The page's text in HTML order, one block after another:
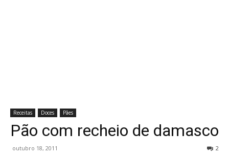
Receitas Doces Pães
Pão com recheio de damasco
outubro 18, 2011 2